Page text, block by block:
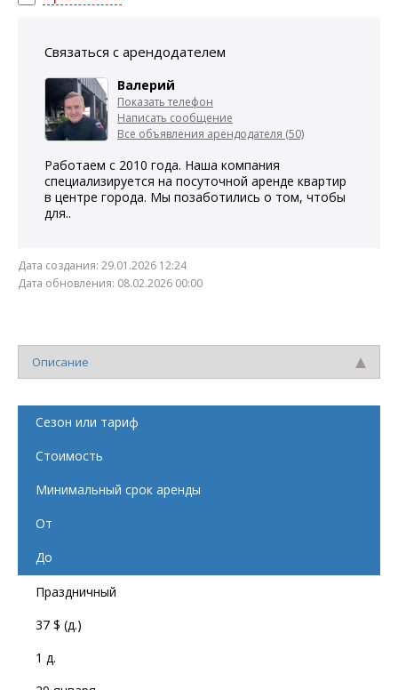
Связаться с арендодателем
Валерий
Показать телефон
Написать сообщение
Все объявления арендодателя (50)
Работаем с 2010 года. Наша компания
специализируется на посуточной аренде квартир
в центре города. Мы позаботились о том, чтобы
для..
Дата создания: 29.01.2026 12:24
Дата обновления: 08.02.2026 00:00
Описание
Сезон или тариф
Стоимость
Минимальный срок аренды
От
До
Праздничный
37 $ (д.)
1 д.